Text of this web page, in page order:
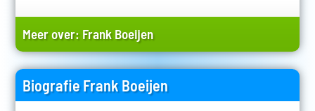
Meer over: Frank Boeijen
Biografie Frank Boeijen